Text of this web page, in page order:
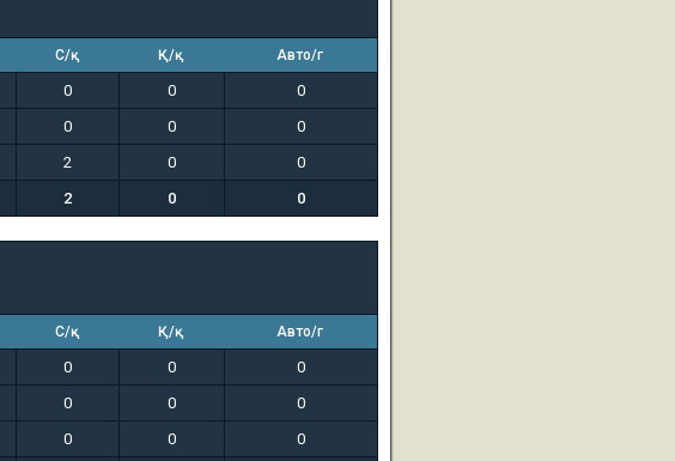
С/қ Қ/қ Авто/г
0 0
0
0 0
0
2 0
0
2 0 0
С/қ Қ/қ Авто/г
0 0
0
0 0
0
0 0
0